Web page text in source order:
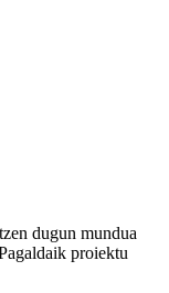
dugun mundua
proiektu